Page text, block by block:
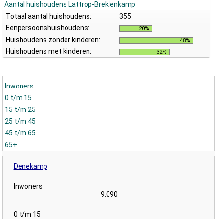
Aantal huishoudens Lattrop-Breklenkamp
Totaal aantal huishoudens:
355
Eenpersoonshuishoudens:
20%
Huishoudens zonder kinderen: 48%
Huishoudens met kinderen: 32%
Inwoners
0 t/m 15
15 t/m 25
25 t/m 45
45 t/m 65
65+
Denekamp
9.090